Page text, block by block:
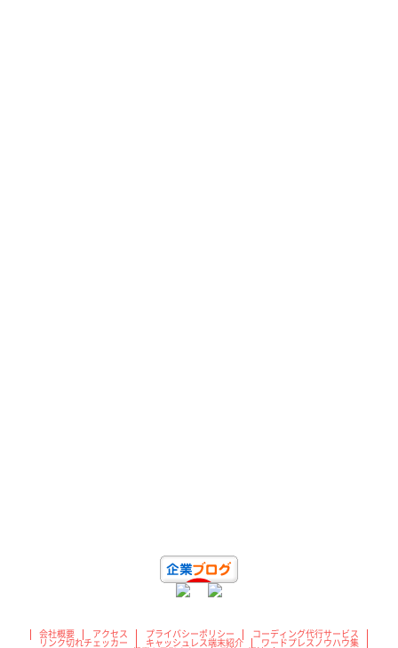
会社概要 アクセス プライバシーポリシー
コーディング代行サービス
リンク切れチェッカー
キャッシュレス端末紹介
ワードプレスノウハウ集